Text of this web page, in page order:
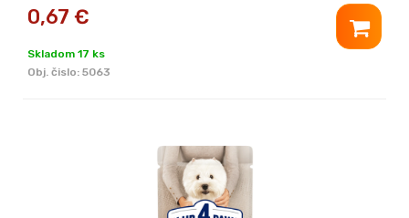
0,67 €
Skladom 17 ks
Obj. čislo: 5063